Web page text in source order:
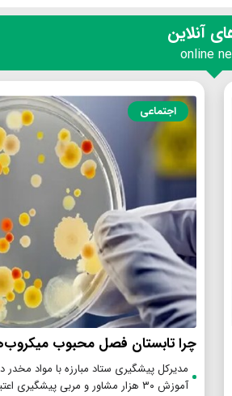
آنلاین
online
اجتماعی
چرا تابستان فصل محبوب
مدیرکل پیشگیری ستاد مبارزه با مواد مخدر
آموزش ۳۰ هزار مشاور و مربی پیشگیری اعتیاد در مدارس